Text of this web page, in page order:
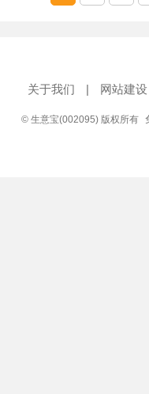
关于我们 | 网站建设
© 生意宝(002095) 版权所有